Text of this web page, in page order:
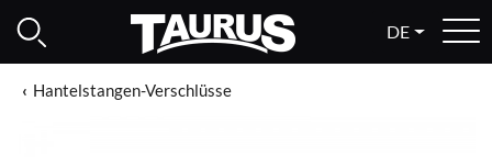
DE
Hantelstangen-Verschlüsse